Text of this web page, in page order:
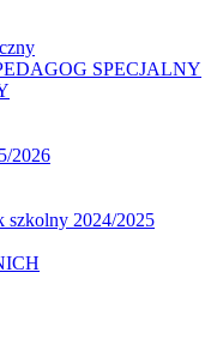
SPECJALNY
2026
szkolny 2024/2025